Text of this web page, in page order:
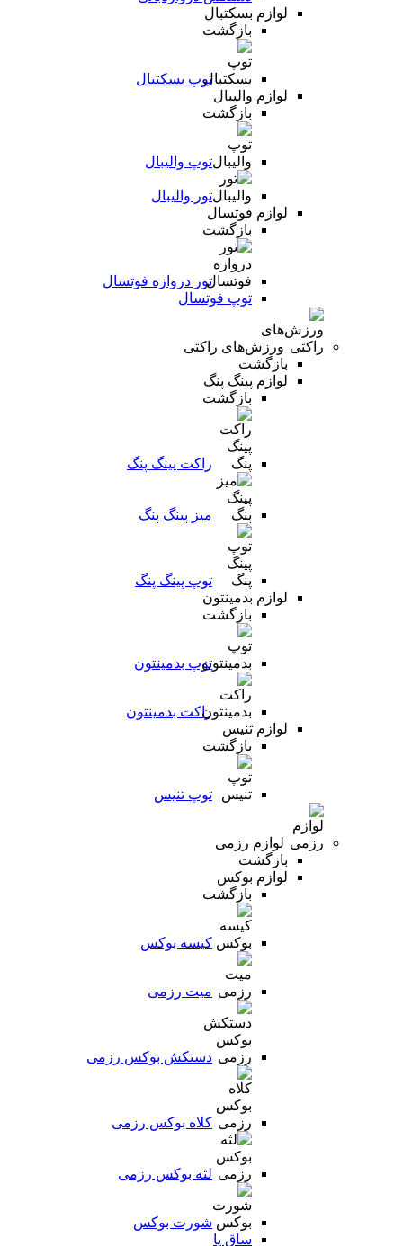
لوازم بسکتبال
بازگشت
توپ بسکتبال
لوازم والیبال
بازگشت
توپ والیبال
تور والیبال
لوازم فوتسال
بازگشت
تور دروازه فوتسال
توپ فوتسال
ورزش‌های راکتی
بازگشت
لوازم پینگ پنگ
بازگشت
راکت پینگ پنگ
میز پینگ پنگ
توپ پینگ پنگ
لوازم بدمینتون
بازگشت
توپ بدمینتون
راکت بدمینتون
لوازم تنیس
بازگشت
توپ تنیس
لوازم رزمی
بازگشت
لوازم بوکس
بازگشت
کیسه بوکس
میت رزمی
دستکش بوکس رزمی
کلاه بوکس رزمی
لثه بوکس رزمی
شورت بوکس
ساق پا